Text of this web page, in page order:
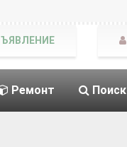
Ремонт Поиск